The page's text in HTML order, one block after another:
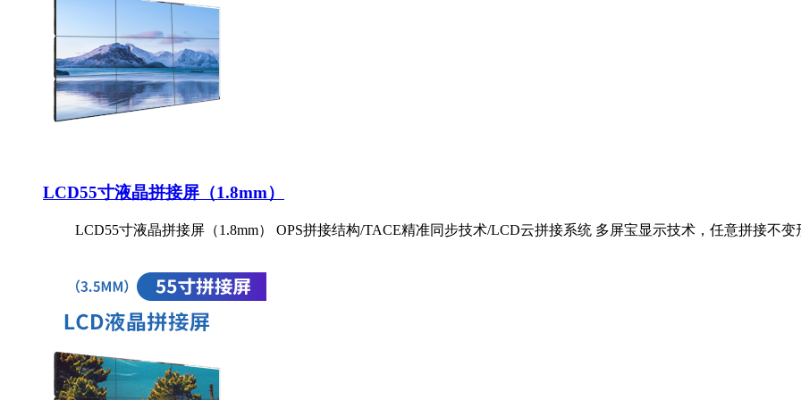
LCD55寸液晶拼接屏（1.8mm）
LCD55寸液晶拼接屏（1.8mm） OPS拼接结构/TACE精准同步技术/LCD云拼接系统 多屏宝显示技术，任意拼接不变